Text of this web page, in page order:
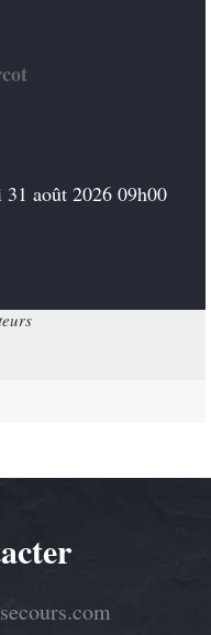
août 2026 09h00